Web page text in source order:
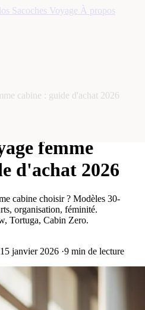
Sacoches Voyage À propos
cabine : guide d'achat 2026
femme
d'achat 2026
cabine choisir ? Modèles 30-
organisation, féminité.
Tortuga, Cabin Zero.
15 janvier 2026 ·9 min de lecture